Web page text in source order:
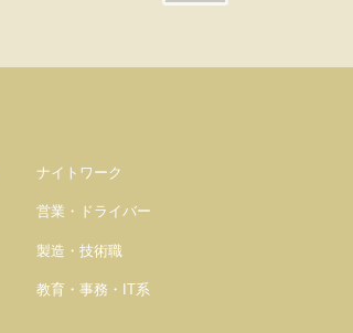
ナイトワーク
営業・ドライバー
製造・技術職
教育・事務・IT系